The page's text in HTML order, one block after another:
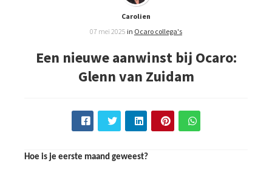
Carolien
07 mei 2025 in Ocaro collega's
Een nieuwe aanwinst bij Ocaro:
Glenn van Zuidam
Hoe is je eerste maand geweest?